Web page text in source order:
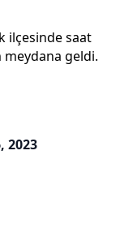
ilçesinde saat
meydana geldi.
2023